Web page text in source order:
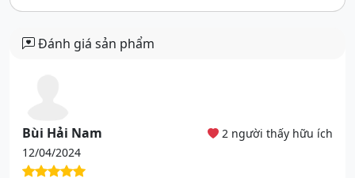
Đánh giá sản phẩm
Bùi Hải Nam
12/04/2024
2 người thấy hữu ích